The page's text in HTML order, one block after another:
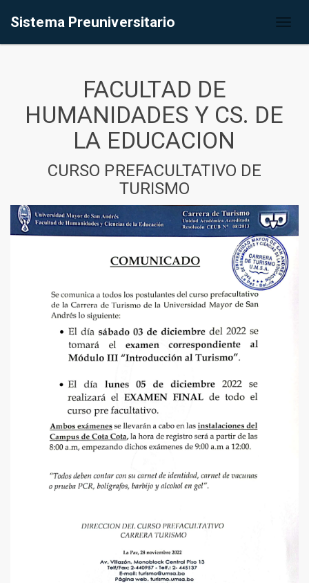
Sistema Preuniversitario
FACULTAD DE
HUMANIDADES Y CS. DE
LA EDUCACION
CURSO PREFACULTATIVO DE
TURISMO